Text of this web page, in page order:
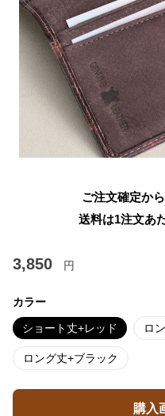
ご注文確定か
送料は1注文あ
3,850 円
カラー
ショート丈+レッド ロ
ロング丈+ブラック
購入